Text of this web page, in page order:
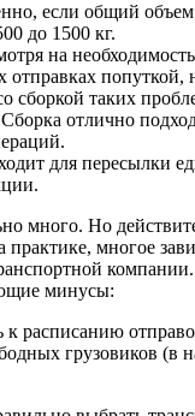
если общий
до 1500 кг.
на
отправках попуткой,
сборкой таких
отлично
для пересылки
много. Но
практике, многое
минусы:
к расписанию
грузовиков (в